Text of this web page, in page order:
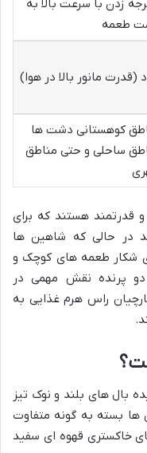
زدن با سرعت بالا به
طعمه
(قدرت مانور بالا در هوا)
کوهستانی دشت ها
ساحلی و حتی مناطق
قدرتمند هستند که برای
در حالی که شاهین ها
شکار طعمه های کوچک و
پرنده نقش مهمی در
راس هرم غذایی به
بال های بلند و نوک تیز
ها بسته به گونه متفاوت
خاکستری قهوه ای سفید